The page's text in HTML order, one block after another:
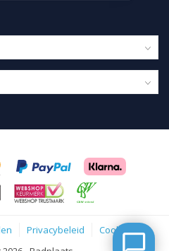
Privacybeleid
Cookies